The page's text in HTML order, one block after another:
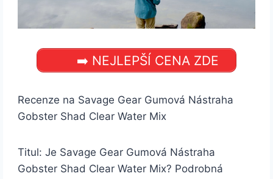
➡️ NEJLEPŠÍ CENA ZDE
Recenze na Savage Gear Gumová Nástraha
Gobster Shad Clear Water Mix
Titul: Je Savage Gear Gumová Nástraha
Gobster Shad Clear Water Mix? Podrobná